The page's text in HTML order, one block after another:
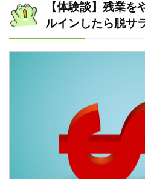
【体験談】残業を
ルインしたら脱サ